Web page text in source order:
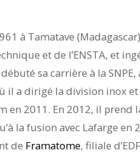
à Tamatave
et de l’ENSTA, et
sa carrière à la
il a dirigé la division inox
en 2011. En 2012, il
la fusion avec Lafarge en
de Framatome, filiale